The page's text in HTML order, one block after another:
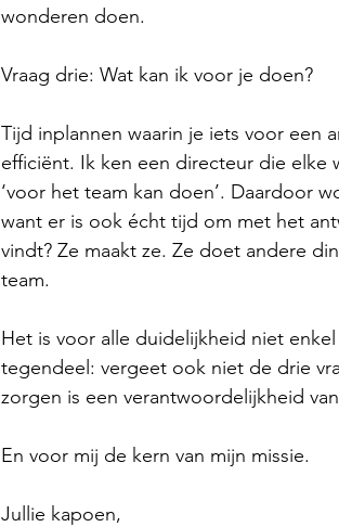
wonderen doen.
Vraag drie: Wat kan ik voor je doen?
Tijd inplannen waarin je iets voor een
efficiënt. Ik ken een directeur die elke
‘voor het team kan doen’. Daardoor
want er is ook écht tijd om met het
vindt? Ze maakt ze. Ze doet andere
team.
Het is voor alle duidelijkheid niet
tegendeel: vergeet ook niet de drie
zorgen is een verantwoordelijkheid
En voor mij de kern van mijn missie.
Jullie kapoen,